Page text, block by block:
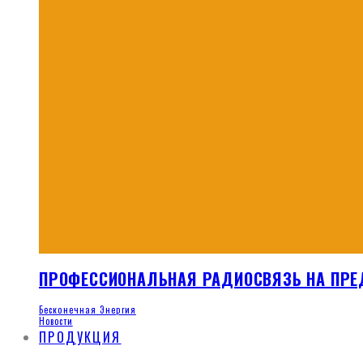
ПРОФЕССИОНАЛЬНАЯ РАДИОСВЯЗЬ НА
Бесконечная Энергия
Новости
ПРОДУКЦИЯ